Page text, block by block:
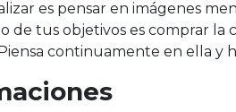
es pensar en imágenes
de tus objetivos es comprar la
continuamente en ella y